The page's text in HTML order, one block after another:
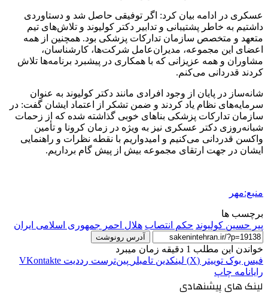
عسکری در ادامه بیان کرد: اگر توفیقی حاصل شد و دستاوردی
داشتیم به خاطر پشتیبانی و تدابیر دکتر کولیوند و تلاش‌های تیم
متعهد و متخصص سازمان تدارکات پزشکی بود. همچنین از همه
اعضای این مجموعه، مدیران‌عامل شرکت‌ها، کارشناسان،
مشاوران و همه عزیزانی که با همکاری در پیشبرد برنامه‌ها تلاش
کردند قدردانی می‌کنم.
شانه‌ساز در پایان از وجود افرادی مانند دکتر کولیوند به عنوان
سرمایه‌های نظام یاد کردند و ضمن تشکر از اعتماد ایشان گفت: در
سازمان تدارکات پزشکی بناهای خوبی گذاشته شده که از زحمات
شبانه‌روزی دکتر عسکری نیز به ویژه در زمان کرونا و تأمین
واکسن قدردانی می‌کنیم و امیدواریم با نقطه نظرات و راهنمایی
ایشان در جهت ارتقای مجموعه بیش از پیش گام برداریم.
منبع:مهر
برچسب ها
پیر حسین کولیوند حکم انتصاب هلال احمر جمهوری اسلامی ایران
آدرس رونوشت
خواندن این مطلب 1 دقیقه زمان میبرد
فیس بوک توییتر (X) لینکدین ‫تامبلر ‫پین‌ترست ‫رددیت ‫VKontakte
رایانامه چاپ
لینک های پیشنهادی